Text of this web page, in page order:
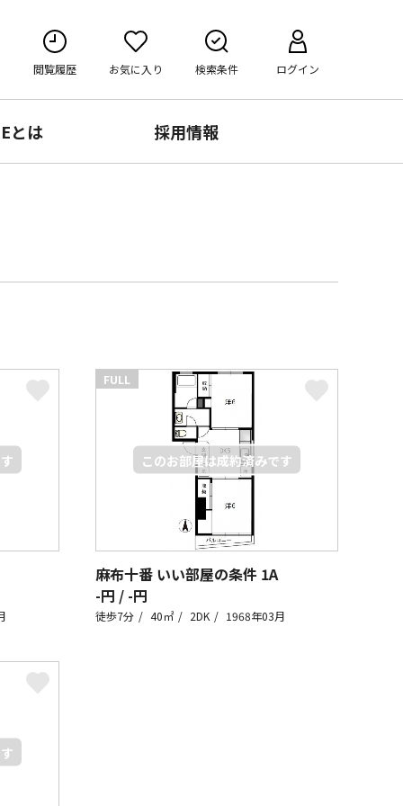
閲覧履歴 お気に入り 検索条件 ログイン
とは 採用情報
FULL
麻布十番 いい部屋の条件 1A
-円 / -円
徒歩7分 40㎡ 2DK 1968年03月